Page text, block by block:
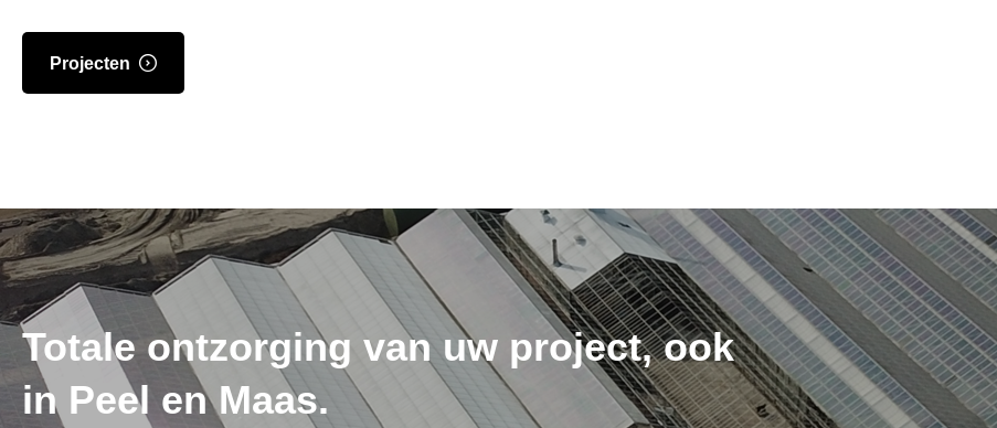
Projecten
Totale ontzorging van uw project, ook
in Peel en Maas.